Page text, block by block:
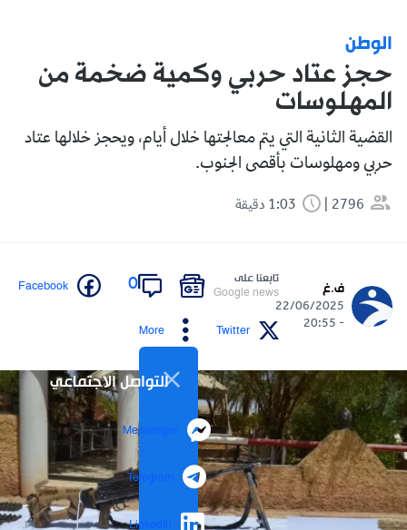
الوطن
حجز عتاد حربي وكمية ضخمة من
المهلوسات
القضية الثانية التي يتم معالجتها خلال أيام، ويحجز خلالها عتاد
حربي ومهلوسات بأقصى الجنوب.
2796
ف.غ
22/06/2025
- 20:55
تابعنا على
Google news
0
Facebook
Twitter
More
التواصل الاجتماعي
Messenger
Telegram
LinkedIn